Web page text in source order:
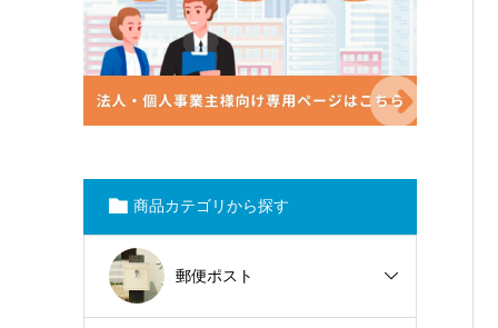
商品カテゴリから探す
郵便ポスト